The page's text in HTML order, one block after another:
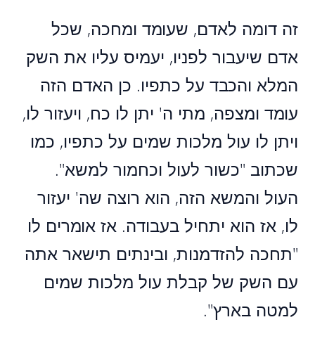
זה דומה לאדם, שעומד ומחכה, שכל
אדם שיעבור לפניו, יעמיס עליו את השק
המלא והכבד על כתפיו. כן האדם הזה
עומד ומצפה, מתי ה' יתן לו כח, ויעזור לו,
ויתן לו עול מלכות שמים על כתפיו, כמו
שכתוב "כשור לעול וכחמור למשא".
העול והמשא הזה, הוא רוצה שה' יעזור
לו, אז הוא יתחיל בעבודה. אז אומרים לו
"תחכה להזדמנות, ובינתים תישאר אתה
עם השק של קבלת עול מלכות שמים
למטה בארץ".